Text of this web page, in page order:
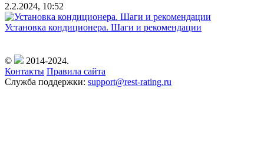
2.2.2024, 10:52
Установка кондиционера. Шаги и рекомендации
©
2014-2024.
Контакты Правила сайта
Служба поддержки: support@rest-rating.ru